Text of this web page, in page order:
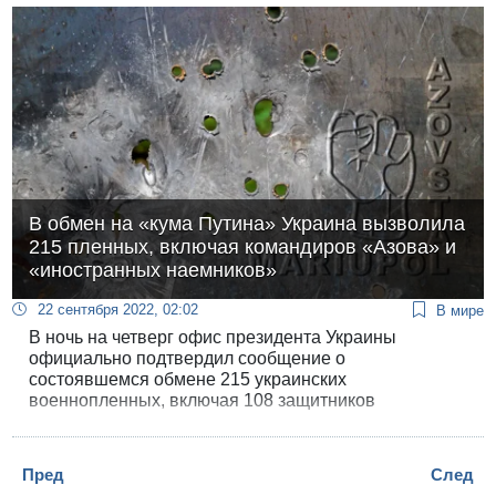
В обмен на «кума Путина» Украина вызволила
215 пленных, включая командиров «Азова» и
«иностранных наемников»
22 сентября 2022, 02:02 В мире
В ночь на четверг офис президента Украины
официально подтвердил сообщение о
состоявшемся обмене 215 украинских
военнопленных, включая 108 защитников
российских военнослужащих. В опубликованном
командиров батальона «Азов» и шестеро
Пред След